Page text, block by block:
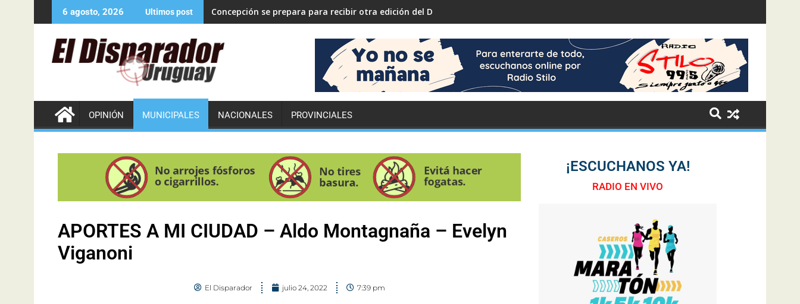
6 agosto, 2026 Ultimos post Concepción se prepara para recibir otra edición del Desafío ECO YPF
OPINIÓN MUNICIPALES NACIONALES PROVINCIALES
APORTES A MI CIUDAD – Aldo Montagnaña – Evelyn
Viganoni
El Disparador julio 24, 2022 7:39 pm
¡ESCUCHANOS YA!
RADIO EN VIVO